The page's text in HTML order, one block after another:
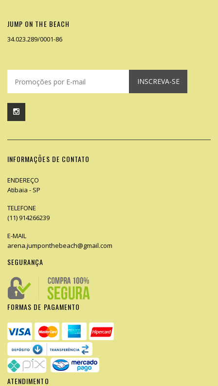
JUMP ON THE BEACH
34.023.289/0001-86
INSCREVA-SE
INFORMAÇÕES DE CONTATO
ENDEREÇO
Atibaia - SP
TELEFONE
(11) 914266239
E-MAIL
arena.jumponthebeach@gmail.com
SEGURANÇA
FORMAS DE PAGAMENTO
ATENDIMENTO